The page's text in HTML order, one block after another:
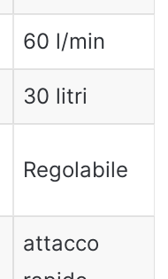
60 l/min
30 litri
Regolabile
attacco